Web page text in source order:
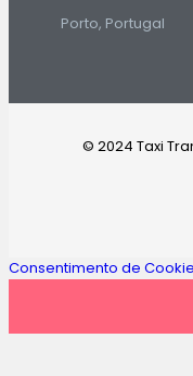
Porto, Portugal
© 2024 Taxi
Consentimento de